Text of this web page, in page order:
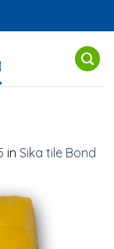
in Sika tile Bond